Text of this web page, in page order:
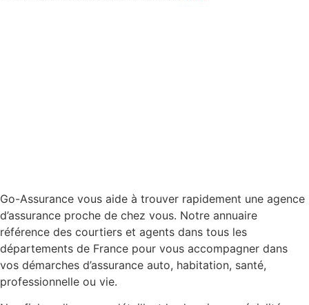
Go-Assurance vous aide à trouver rapidement une agence
d’assurance proche de chez vous. Notre annuaire
référence des courtiers et agents dans tous les
départements de France pour vous accompagner dans
vos démarches d’assurance auto, habitation, santé,
professionnelle ou vie.